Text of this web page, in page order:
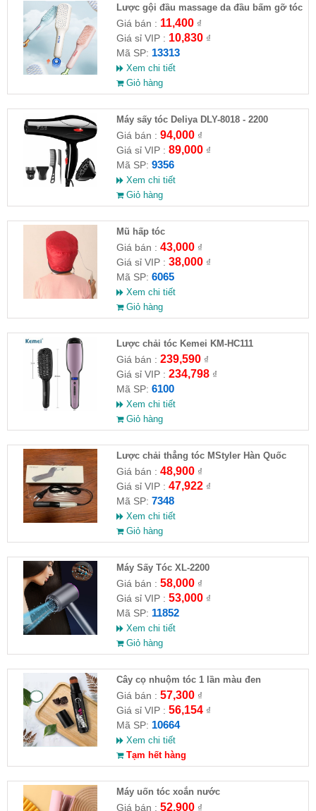
Lược gội đầu massage da đầu bấm gỡ tóc
Giá bán : 11,400₫
Giá sỉ VIP : 10,830₫
Mã SP: 13313
Xem chi tiết
Giỏ hàng
Máy sấy tóc Deliya DLY-8018 - 2200
Giá bán : 94,000₫
Giá sỉ VIP : 89,000₫
Mã SP: 9356
Xem chi tiết
Giỏ hàng
Mũ hấp tóc
Giá bán : 43,000₫
Giá sỉ VIP : 38,000₫
Mã SP: 6065
Xem chi tiết
Giỏ hàng
Lược chải tóc Kemei KM-HC111
Giá bán : 239,590₫
Giá sỉ VIP : 234,798₫
Mã SP: 6100
Xem chi tiết
Giỏ hàng
Lược chải thẳng tóc MStyler Hàn Quốc
Giá bán : 48,900₫
Giá sỉ VIP : 47,922₫
Mã SP: 7348
Xem chi tiết
Giỏ hàng
Máy Sấy Tóc XL-2200
Giá bán : 58,000₫
Giá sỉ VIP : 53,000₫
Mã SP: 11852
Xem chi tiết
Giỏ hàng
Cây cọ nhuộm tóc 1 lần màu đen
Giá bán : 57,300₫
Giá sỉ VIP : 56,154₫
Mã SP: 10664
Xem chi tiết
Tạm hết hàng
Máy uốn tóc xoắn nước
Giá bán : 52,900₫